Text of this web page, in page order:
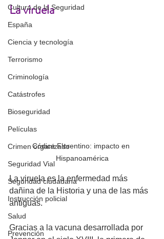
Cultura de la Seguridad
España
Ciencia y tecnología
Terrorismo
Criminología
Catástrofes
Bioseguridad
Películas
Crimen organizado
Seguridad Vial
Seguridad ciudadana
Instrucción policial
Salud
Prevención
La viruela
Códice Florentino: impacto en
Hispanoamérica
La viruela es la enfermedad más
dañina de la Historia y una de las más
antiguas.
Gracias a la vacuna desarrollada por